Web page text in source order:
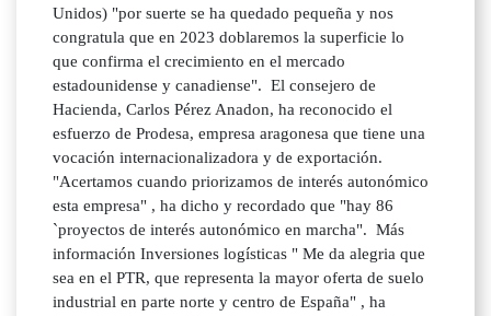
Unidos) "por suerte se ha quedado pequeña y nos
congratula que en 2023 doblaremos la superficie lo
que confirma el crecimiento en el mercado
estadounidense y canadiense". El consejero de
Hacienda, Carlos Pérez Anadon, ha reconocido el
esfuerzo de Prodesa, empresa aragonesa que tiene una
vocación internacionalizadora y de exportación.
"Acertamos cuando priorizamos de interés autonómico
esta empresa" , ha dicho y recordado que "hay 86
`proyectos de interés autonómico en marcha". Más
información Inversiones logísticas " Me da alegria que
sea en el PTR, que representa la mayor oferta de suelo
industrial en parte norte y centro de España" , ha